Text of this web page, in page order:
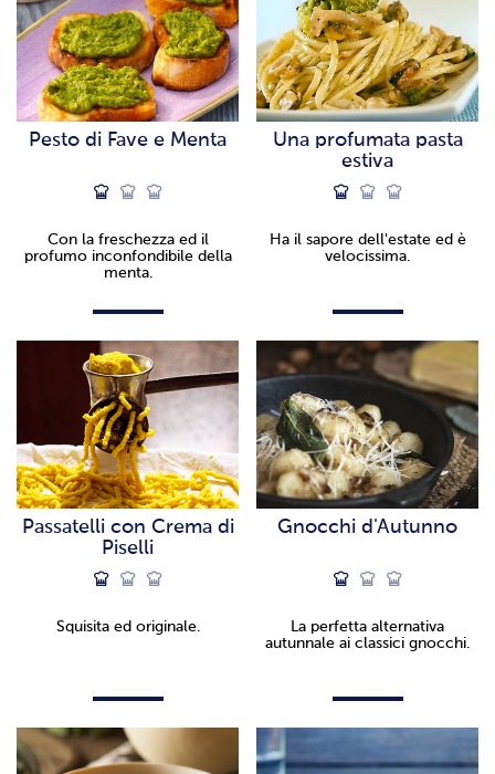
Pesto di Fave e Menta
Con la freschezza ed il
profumo inconfondibile della
menta.
Una profumata pasta
estiva
Ha il sapore dell'estate ed è
velocissima.
Passatelli con Crema di
Piselli
Squisita ed originale.
Gnocchi d'Autunno
La perfetta alternativa
autunnale ai classici gnocchi.